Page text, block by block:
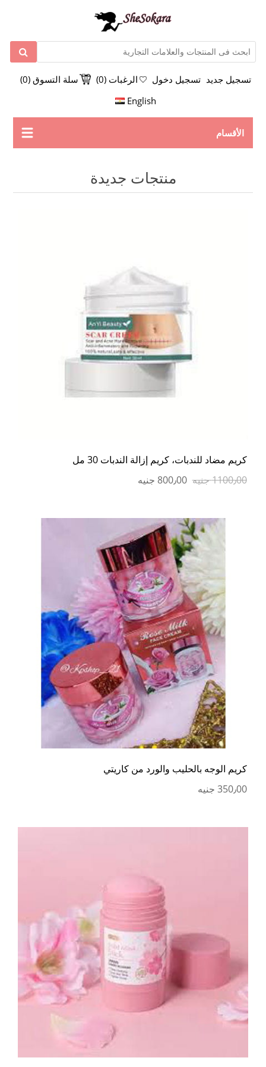
تسجيل جديد تسجيل دخول الرغبات (0) سلة التسوق (0)
English
الأقسام
منتجات جديدة
كريم مضاد للندبات، كريم إزالة الندبات 30 مل
1100٫00 جنيه
800٫00 جنيه
كريم الوجه بالحليب والورد من كاريتي
350٫00 جنيه